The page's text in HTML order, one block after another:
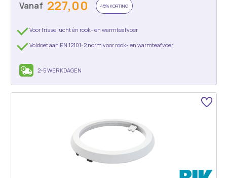
Vanaf 227,00 45% KORTING
Voor frisse lucht én rook- en warmteafvoer
Voldoet aan EN 12101-2 norm voor rook- en warmteafvoer
2-5 WERKDAGEN